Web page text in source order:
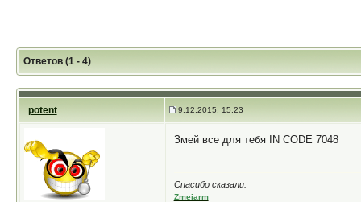
Ответов (1 - 4)
potent 9.12.2015, 15:23
Змей все для тебя IN CODE 7048
Спасибо сказали:
Zmeiarm